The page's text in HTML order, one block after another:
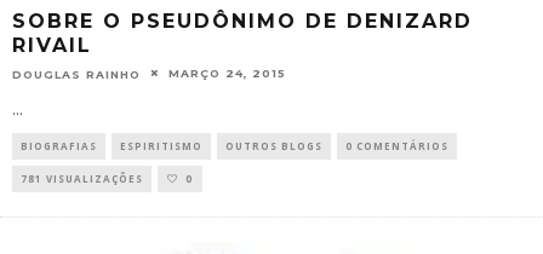
SOBRE O PSEUDÔNIMO DE DENIZARD
RIVAIL
DOUGLAS RAINHO MARÇO 24, 2015
...
BIOGRAFIAS ESPIRITISMO OUTROS BLOGS 0 COMENTÁRIOS
781 VISUALIZAÇÕES 0